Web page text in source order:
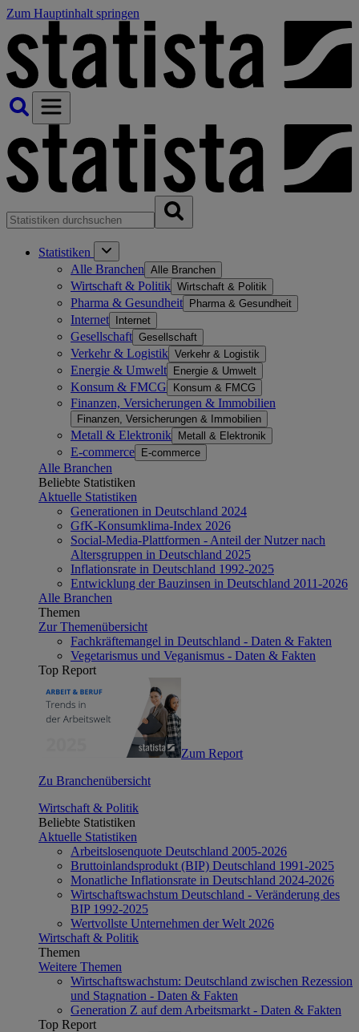
Zum Hauptinhalt springen
Statistiken
Alle Branchen Alle Branchen
Wirtschaft & Politik Wirtschaft & Politik
Pharma & Gesundheit Pharma & Gesundheit
Internet Internet
Gesellschaft Gesellschaft
Verkehr & Logistik Verkehr & Logistik
Energie & Umwelt Energie & Umwelt
Konsum & FMCG Konsum & FMCG
Finanzen, Versicherungen & Immobilien
Finanzen, Versicherungen & Immobilien
Metall & Elektronik Metall & Elektronik
E-commerce E-commerce
Alle Branchen
Beliebte Statistiken
Aktuelle Statistiken
Generationen in Deutschland 2024
GfK-Konsumklima-Index 2026
Social-Media-Plattformen - Anteil der Nutzer nach
Altersgruppen in Deutschland 2025
Inflationsrate in Deutschland 1992-2025
Entwicklung der Bauzinsen in Deutschland 2011-2026
Alle Branchen
Themen
Zur Themenübersicht
Fachkräftemangel in Deutschland - Daten & Fakten
Vegetarismus und Veganismus - Daten & Fakten
Top Report
Zum Report
Zu Branchenübersicht
Wirtschaft & Politik
Beliebte Statistiken
Aktuelle Statistiken
Arbeitslosenquote Deutschland 2005-2026
Bruttoinlandsprodukt (BIP) Deutschland 1991-2025
Monatliche Inflationsrate in Deutschland 2024-2026
Wirtschaftswachstum Deutschland - Veränderung des
BIP 1992-2025
Wertvollste Unternehmen der Welt 2026
Wirtschaft & Politik
Themen
Weitere Themen
Wirtschaftswachstum: Deutschland zwischen Rezession
und Stagnation - Daten & Fakten
Generation Z auf dem Arbeitsmarkt - Daten & Fakten
Top Report